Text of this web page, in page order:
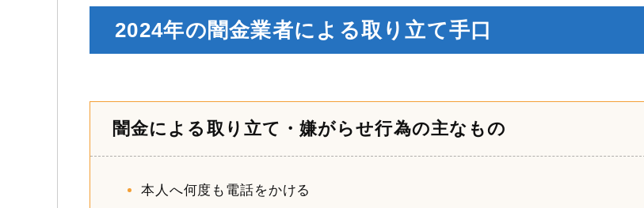
2024年の闇金業者による取り立て手口
闇金による取り立て・嫌がらせ行為の主なもの
本人へ何度も電話をかける